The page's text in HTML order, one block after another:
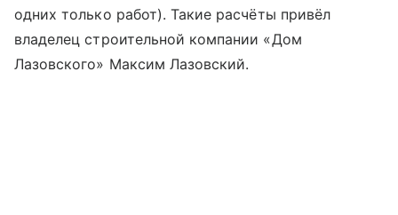
одних только работ). Такие расчёты привёл
владелец строительной компании «Дом
Лазовского» Максим Лазовский.